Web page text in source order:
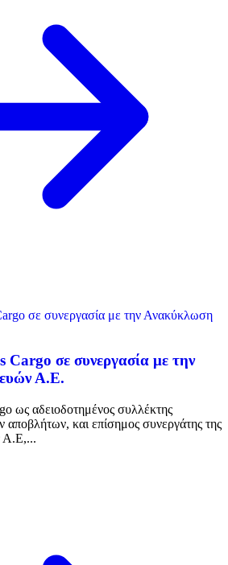
Cargo σε συνεργασία με την
Α.Ε.
ως αδειοδοτημένος συλλέκτης
αποβλήτων, και επίσημος συνεργάτης της
Α.Ε,...